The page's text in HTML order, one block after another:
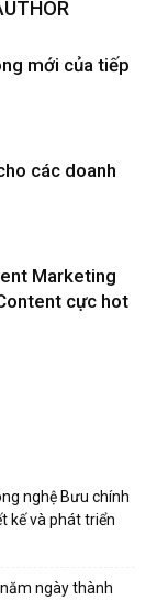
mới của tiếp
các doanh
Marketing
cực hot
nghệ Bưu chính
kế và phát triển
ngày thành